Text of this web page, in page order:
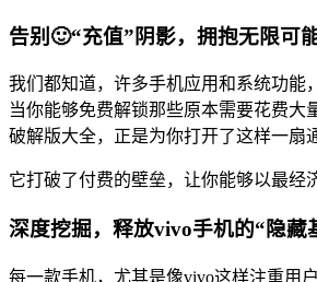
告别🙂“充值”阴影，拥抱无限可
我们都知道，许多手机应用和系统功能
当你能够免费解锁那些原本需要花费
破解版大全，正是为你打开了这样一扇
它打破了付费的壁垒，让你能够以最经
深度挖掘，释放vivo手机的“隐藏
每一款手机，尤其是像vivo这样注重用